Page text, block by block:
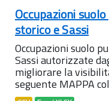
Occupazioni
storico e Sassi
Occupazioni suolo
Sassi autorizzate
migliorare la
seguente MAPPA